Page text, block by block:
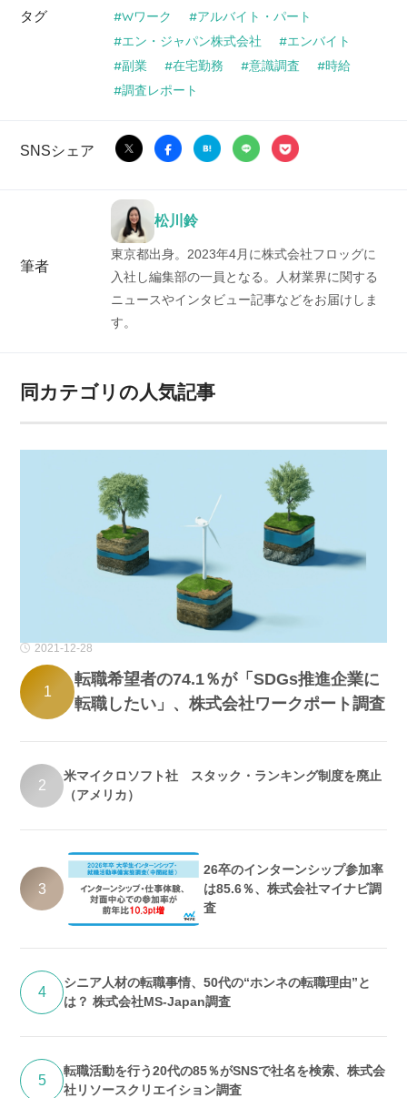
タグ Wワーク
アルバイト・パート
エン・ジャパン株式会社
エンバイト
副業
在宅勤務 意識調査
時給
調査レポート
SNSシェア
筆者
松川鈴
東京都出身。2023年4月に株式会社フロッグに
入社し編集部の一員となる。人材業界に関する
ニュースやインタビュー記事などをお届けしま
す。
同カテゴリの人気記事
2021-12-28
1
転職希望者の74.1％が「SDGs推進企業に
転職したい」、株式会社ワークポート調査
2
米マイクロソフト社 スタック・ランキング制度を廃止
（アメリカ）
3
26卒のインターンシップ参加率
は85.6％、株式会社マイナビ調
査
4
シニア人材の転職事情、50代の“ホンネの転職理由”と
は？ 株式会社MS-Japan調査
5
転職活動を行う20代の85％がSNSで社名を検索、株式会
社リソースクリエイション調査